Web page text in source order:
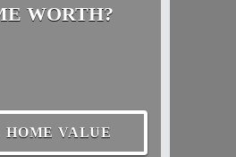
WORTH?
HOME VALUE